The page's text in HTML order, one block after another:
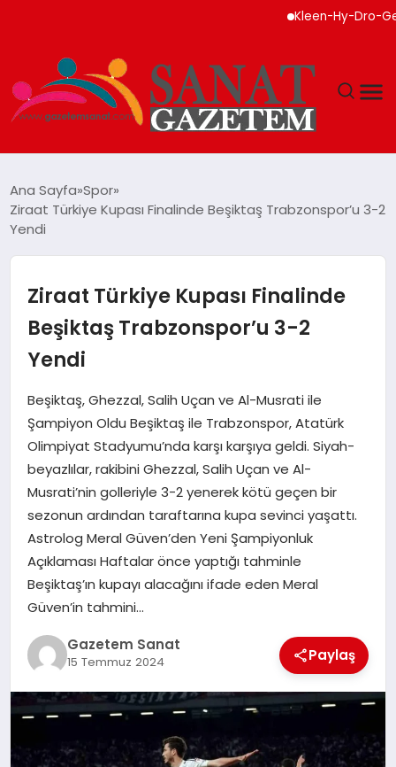
Kleen-Hy-Dro-Gen
TEKNOLOJI
YAŞAM
EKONOMI
SAĞLIK
DÜNYA
EĞITIM
Ana Sayfa Spor
Ziraat Türkiye Kupası Finalinde Beşiktaş Trabzonspor’u 3-2
Yendi
Ziraat Türkiye Kupası Finalinde
Beşiktaş Trabzonspor’u 3-2
Yendi
Beşiktaş, Ghezzal, Salih Uçan ve Al-Musrati ile
Şampiyon Oldu Beşiktaş ile Trabzonspor, Atatürk
Olimpiyat Stadyumu’nda karşı karşıya geldi. Siyah-
beyazlılar, rakibini Ghezzal, Salih Uçan ve Al-
Musrati’nin golleriyle 3-2 yenerek kötü geçen bir
sezonun ardından taraftarına kupa sevinci yaşattı.
Astrolog Meral Güven’den Yeni Şampiyonluk
Açıklaması Haftalar önce yaptığı tahminle
Beşiktaş’ın kupayı alacağını ifade eden Meral
Güven’in tahmini…
Gazetem Sanat
15 Temmuz 2024 Paylaş